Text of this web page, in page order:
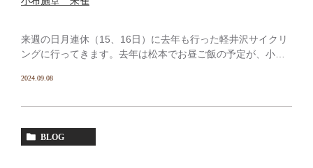
来週の日月連休（15、16日）に去年も行った軽井沢サイクリ
ングに行ってきます。去年は松本でお昼ご飯の予定が、小布
たけど、目的の小布施堂は予約がないとお店に入れず お土
2024.09.08
BLOG